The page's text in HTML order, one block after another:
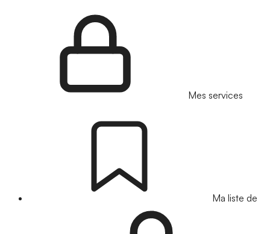
Mes services
Ma liste de